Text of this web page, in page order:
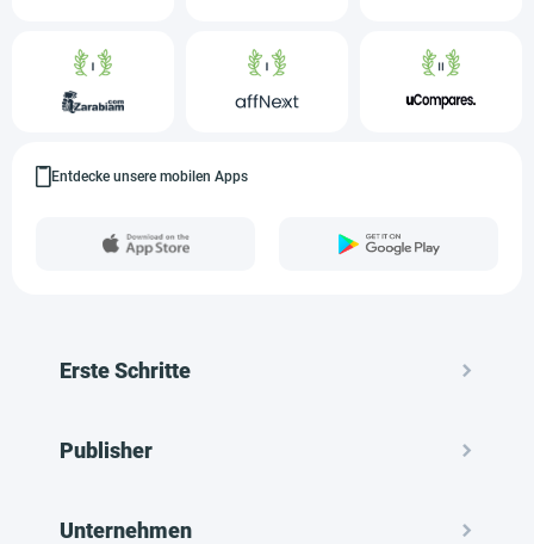
Entdecke unsere mobilen Apps
Erste Schritte
Publisher
Unternehmen